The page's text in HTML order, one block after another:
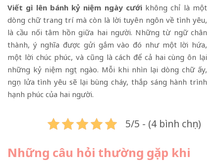
Viết gì lên bánh kỷ niệm ngày cướikhông chỉ là một
dòng chữ trang trí mà còn là lời tuyên ngôn về tình yêu,
là cầu nối tâm hồn giữa hai người. Những từ ngữ chân
thành, ý nghĩa được gửi gắm vào đó như một lời hứa,
một lời chúc phúc, và cũng là cách để cả hai cùng ôn lại
những kỷ niệm ngọt ngào. Mỗi khi nhìn lại dòng chữ ấy,
ngọn lửa tình yêu sẽ lại bùng cháy, thắp sáng hành trình
hạnh phúc của hai người.
5/5 - (4 bình chọn)
Những câu hỏi thường gặp khi